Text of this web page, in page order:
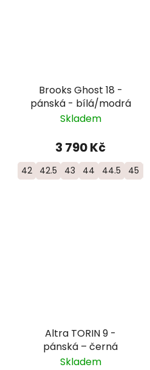
Brooks Ghost 18 -
pánská - bílá/modrá
Skladem
3 790 Kč
42 42.5 43 44 44.5 45
Altra TORIN 9 -
pánská – černá
Skladem